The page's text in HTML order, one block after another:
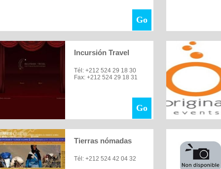
Go
Incursión Travel
Tél: +212 524 29 18 30
Fax: +212 524 29 18 31
Go
Tierras nómadas
Tél: +212 524 42 04 32